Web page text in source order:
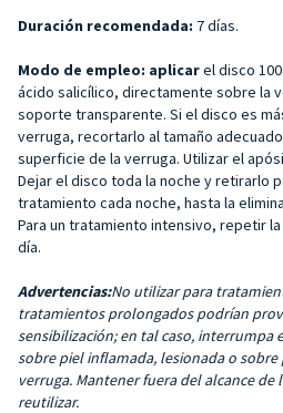
Duración recomendada: 7 días.
Modo de empleo: aplicarel disco
ácido salicílico, directamente sobre la
soporte transparente. Si el disco es
verruga, recortarlo al tamaño
superficie de la verruga. Utilizar el
Dejar el disco toda la noche y retirarlo
tratamiento cada noche, hasta la
Para un tratamiento intensivo, repetir
día.
Advertencias:No utilizar para
tratamientos prolongados podrían
sensibilización; en tal caso,
sobre piel inflamada, lesionada o
verruga. Mantener fuera del alcance de
reutilizar.